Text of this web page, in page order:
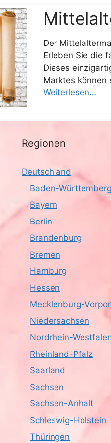
Der
Erleben Sie die
Dieses
Marktes können
Weiterlesen…
Regionen
Deutschland
Baden-Württemberg
Bayern
Berlin
Brandenburg
Bremen
Hamburg
Hessen
Mecklenburg-
Niedersachsen
Nordrhein-Westfalen
Rheinland-Pfalz
Saarland
Sachsen
Sachsen-Anhalt
Schleswig-Holstein
Thüringen